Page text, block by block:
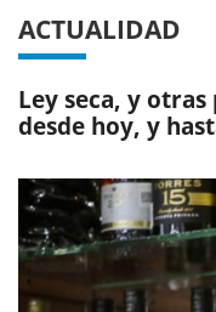
ACTUALIDAD
Ley seca, y
desde hoy, y